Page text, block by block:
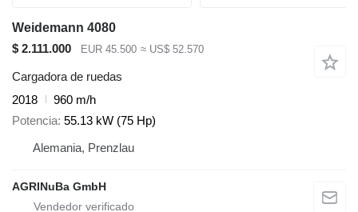
Weidemann 4080
$ 2.111.000
EUR 45.500 ≈ US$ 52.570
Cargadora de ruedas
2018
960 m/h
Potencia 55.13 kW (75 Hp)
Alemania, Prenzlau
AGRINuBa GmbH